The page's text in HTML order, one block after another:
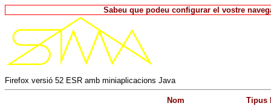
Sabeu que podeu configurar el vostre
Firefox versió 52 ESR amb miniaplicacions Java
Nom Tipus